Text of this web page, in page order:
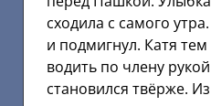
сходила с самого
и подмигнул. Катя
водить по члену
становился твёрже.